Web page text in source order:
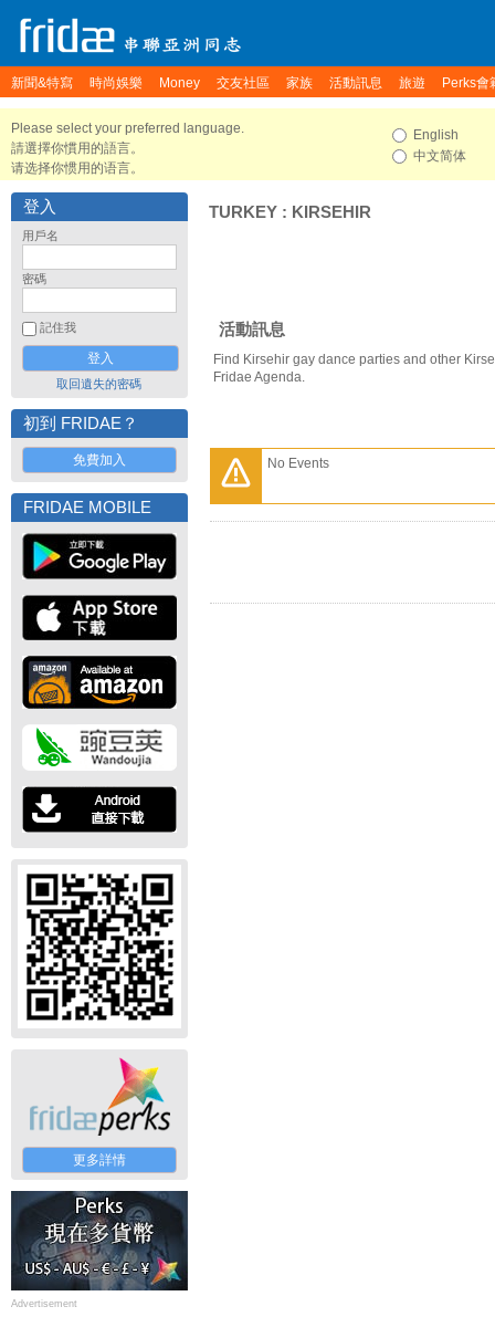
新聞&特寫 時尚娛樂 Money 交友社區 家族 活動訊息 旅遊 Perks會
Please select your preferred language.
請選擇你慣用的語言。
请选择你惯用的语言。
English
中文简体
登入
用戶名
密碼
記住我
取回遺失的密碼
初到 FRIDAE？
免費加入
FRIDAE MOBILE
更多詳情
Advertisement
TURKEY : KIRSEHIR
活動訊息
Find Kirsehir gay dance parties and other
Fridae Agenda.
No Events